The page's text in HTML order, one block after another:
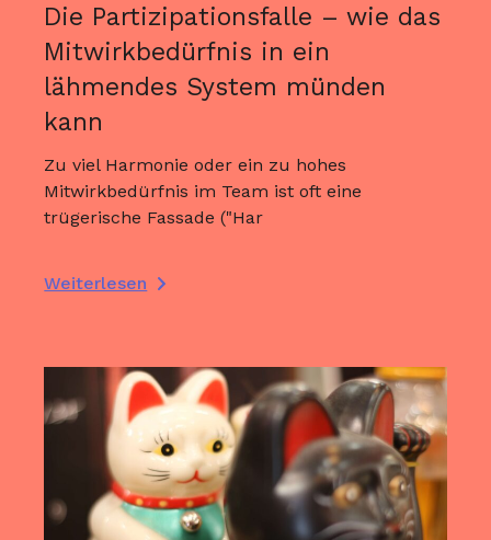
Die Partizipationsfalle – wie das
Mitwirkbedürfnis in ein
lähmendes System münden
kann
Zu viel Harmonie oder ein zu hohes
Mitwirkbedürfnis im Team ist oft eine
trügerische Fassade ("Har
Weiterlesen